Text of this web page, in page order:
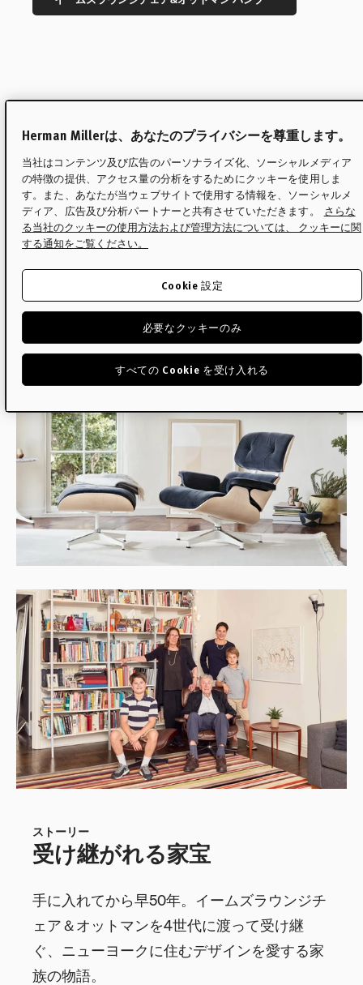
イームズラウンジチェアの決
定版ガイド
世界で最も知られるデザインの1つであるイー
ムズラウンジチェアについて、あらゆる疑問
Read
ストーリー
受け継がれる家宝
手に入れてから早50年。イームズラウンジチ
ェア＆オットマンを4世代に渡って受け継
ぐ、ニューヨークに住むデザインを愛する家
族の物語。
Herman Millerは、あなたのプライバシーを尊重します。
当社はコンテンツ及び広告のパーソナライズ化、ソーシャルメディア
の特徴の提供、アクセス量の分析をするためにクッキーを使用しま
す。また、あなたが当ウェブサイトで使用する情報を、ソーシャルメ
ディア、広告及び分析パートナーと共有させていただきます。
さらな
る当社のクッキーの使用方法および管理方法については、 クッキーに関
する通知をご覧ください。
必要なクッキーのみ
すべての Cookie を受け入れる
Cookie 設定